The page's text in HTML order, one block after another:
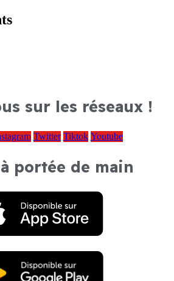
sur les réseaux !
Twitter Tiktok Youtube
portée de main